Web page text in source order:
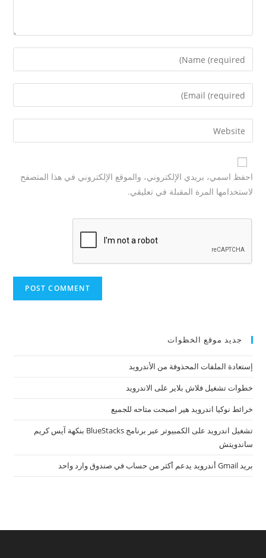
احفظ اسمي، بريدي الإلكتروني، والموقع الإلكتروني في هذا المتصفح
لاستخدامها المرة المقبلة في تعليقي.
جديد موقع الخظوات
إستعادة الملفات المحذوفة من الأندرويد
خطوات تشغيل فلاش بلاير على الاندرويد
خرائط نوكيا اندرويد هير اصبحت متاحه للجميع
تشغيل اندرويد على الكمبيوتر عبر برنامج BlueStacks بنكهة آيس كريم
ساندويتش
بريد Gmail أندرويد يدعم أكثر من حساب في صندوق وارد واحد